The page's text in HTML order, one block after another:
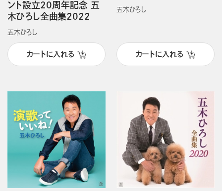
ント設立20周年記念 五
木ひろし全曲集2022
五木ひろし
カートに入れる
五木ひろし
カートに入れる